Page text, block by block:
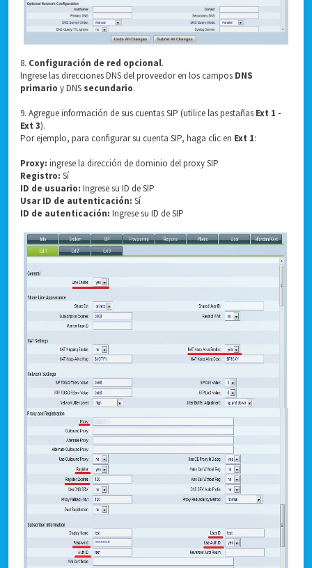
8. Configuración de red opcional.
Ingrese las direcciones DNS del proveedor en los campos DNS
primario y DNS secundario.
9. Agregue información de sus cuentas SIP (utilice las pestañas Ext 1 -
Ext 3).
Por ejemplo, para configurar su cuenta SIP, haga clic en Ext 1:
Proxy: ingrese la dirección de dominio del proxy SIP
Registro: Sí
ID de usuario: Ingrese su ID de SIP
Usar ID de autenticación: Sí
ID de autenticación: Ingrese su ID de SIP